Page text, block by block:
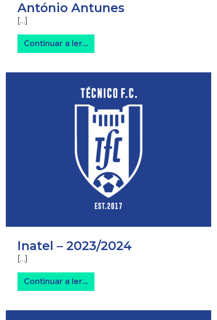
António Antunes
[…]
Continuar a ler…
Inatel – 2023/2024
[…]
Continuar a ler…